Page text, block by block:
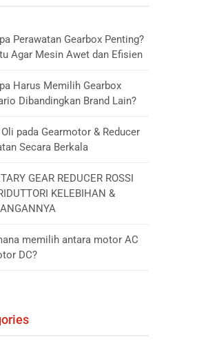
Perawatan Gearbox Penting?
Agar Mesin Awet dan Efisien
Harus Memilih Gearbox
Dibandingkan Brand Lain?
pada Gearmotor & Reducer
Secara Berkala
GEAR REDUCER ROSSI
KELEBIHAN &
memilih antara motor AC
DC?